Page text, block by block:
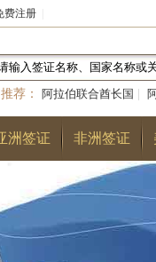
费注册
荐： 阿拉伯联合酋长国
|布基纳法索|巴勒斯坦国|
|安道尔公国|
洲签证 非洲签证